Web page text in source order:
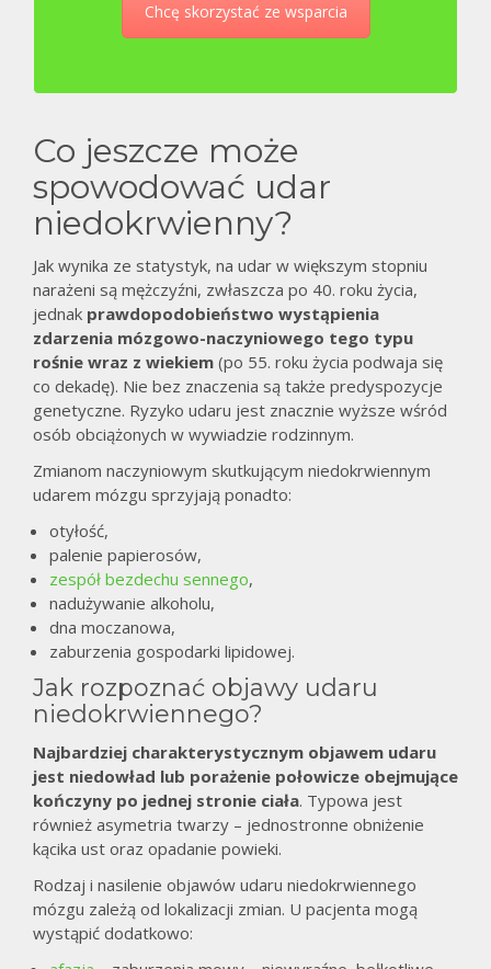
Chcę skorzystać ze wsparcia
Co jeszcze może
spowodować udar
niedokrwienny?
Jak wynika ze statystyk, na udar w większym stopniu
narażeni są mężczyźni, zwłaszcza po 40. roku życia,
jednak prawdopodobieństwo wystąpienia
zdarzenia mózgowo-naczyniowego tego typu
rośnie wraz z wiekiem (po 55. roku życia podwaja się
co dekadę). Nie bez znaczenia są także predyspozycje
genetyczne. Ryzyko udaru jest znacznie wyższe wśród
osób obciążonych w wywiadzie rodzinnym.
Zmianom naczyniowym skutkującym niedokrwiennym
udarem mózgu sprzyjają ponadto:
otyłość,
palenie papierosów,
zespół bezdechu sennego,
nadużywanie alkoholu,
dna moczanowa,
zaburzenia gospodarki lipidowej.
Jak rozpoznać objawy udaru
niedokrwiennego?
Najbardziej charakterystycznym objawem udaru
jest niedowład lub porażenie połowicze obejmujące
kończyny po jednej stronie ciała. Typowa jest
również asymetria twarzy – jednostronne obniżenie
kącika ust oraz opadanie powieki.
Rodzaj i nasilenie objawów udaru niedokrwiennego
mózgu zależą od lokalizacji zmian. U pacjenta mogą
wystąpić dodatkowo: